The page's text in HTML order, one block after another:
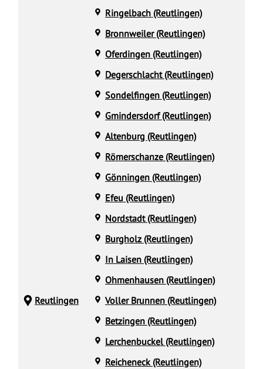
Reutlingen
Ringelbach (Reutlingen)
Bronnweiler (Reutlingen)
Oferdingen (Reutlingen)
Degerschlacht (Reutlingen)
Sondelfingen (Reutlingen)
Gmindersdorf (Reutlingen)
Altenburg (Reutlingen)
Römerschanze (Reutlingen)
Gönningen (Reutlingen)
Efeu (Reutlingen)
Nordstadt (Reutlingen)
Burgholz (Reutlingen)
In Laisen (Reutlingen)
Ohmenhausen (Reutlingen)
Voller Brunnen (Reutlingen)
Betzingen (Reutlingen)
Lerchenbuckel (Reutlingen)
Reicheneck (Reutlingen)